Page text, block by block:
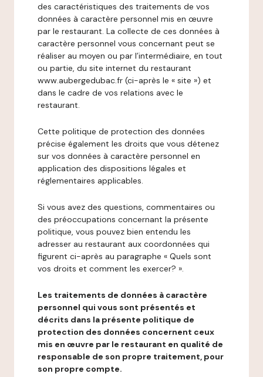
des caractéristiques des traitements de vos
données à caractère personnel mis en œuvre
par le restaurant. La collecte de ces données à
caractère personnel vous concernant peut se
réaliser au moyen ou par l’intermédiaire, en tout
ou partie, du site internet du restaurant
www.aubergedubac.fr (ci-après le « site ») et
dans le cadre de vos relations avec le
restaurant.
Cette politique de protection des données
précise également les droits que vous détenez
sur vos données à caractère personnel en
application des dispositions légales et
réglementaires applicables.
Si vous avez des questions, commentaires ou
des préoccupations concernant la présente
politique, vous pouvez bien entendu les
adresser au restaurant aux coordonnées qui
figurent ci-après au paragraphe « Quels sont
vos droits et comment les exercer? ».
Les traitements de données à caractère
personnel qui vous sont présentés et
décrits dans la présente politique de
protection des données concernent ceux
mis en œuvre par le restaurant en qualité de
responsable de son propre traitement, pour
son propre compte.